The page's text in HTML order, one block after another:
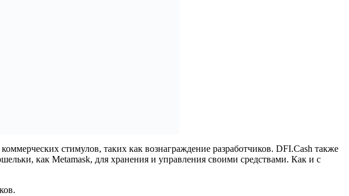
стимулов, таких как вознаграждение разработчиков. DFI.Cash также
как Metamask, для хранения и управления своими средствами. Как и с